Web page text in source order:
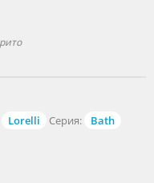
Lorelli Серия: Bath